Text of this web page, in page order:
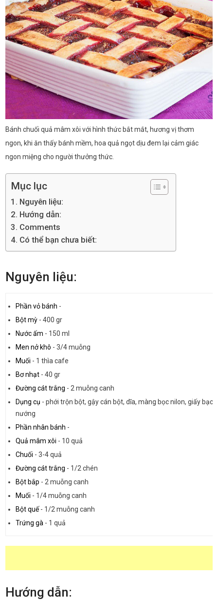
Bánh chuối quả mâm xôi với hình thức bắt mắt, hương vị thơm
ngon, khi ăn thấy bánh mềm, hoa quả ngọt dịu đem lại cảm giác
ngon miệng cho người thưởng thức.
Mục lục
Nguyên liệu:
Hướng dẫn:
Comments
Có thể bạn chưa biết:
Nguyên liệu:
Phần vỏ bánh -
Bột mỳ -400 gr
Nước ấm - 150 ml
Men nở khô -3/4 muỗng
Muối - 1 thìa cafe
Bơ nhạt -40 gr
Đường cát trắng - 2 muỗng canh
Dụng cụ -phới trộn bột, gậy cán bột, dĩa, màng bọc nilon, giấy bạc,
nướng
Phần nhân bánh -
Quả mâm xôi - 10 quả
Chuối -3-4 quả
Đường cát trắng - 1/2 chén
Bột bắp - 2 muỗng canh
Muối - 1/4 muỗng canh
Bột quế- 1/2 muỗng canh
Trứng gà - 1 quả
Hướng dẫn: